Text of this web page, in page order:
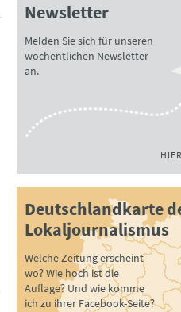
Newsletter
Melden Sie sich für unseren
wöchentlichen Newsletter
an.
Deutschlandkarte
Lokaljournalismus
Welche Zeitung erscheint
wo? Wie hoch ist die
Auflage? Und wie komme
ich zu ihrer Facebook-Seite?